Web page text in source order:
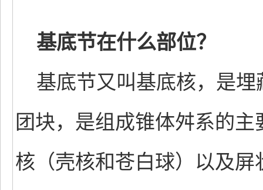
基底节在什么部位？
基底节又叫基底核，是埋
团块，是组成锥体舛系的
核（壳核和苍白球）以及